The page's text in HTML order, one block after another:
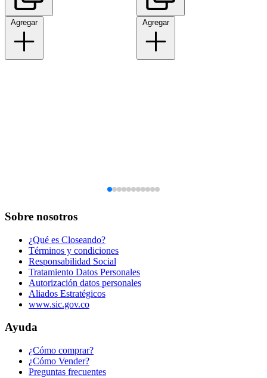
Agregar Agregar
Sobre nosotros
¿Qué es Closeando?
Términos y condiciones
Responsabilidad Social
Tratamiento Datos Personales
Autorización datos personales
Aliados Estratégicos
www.sic.gov.co
Ayuda
¿Cómo comprar?
¿Cómo Vender?
Preguntas frecuentes